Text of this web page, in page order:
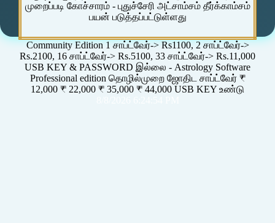
முறைப்படி கோச்சாரம் - புதுச்சேரி அட்சாம்சம் தீர்க்காம்சம்
பயன் படுத்தப்பட்டுள்ளது
Community Edition 1 சாப்ட்வேர்-> Rs1100, 2 சாப்ட்வேர்->
Rs.2100, 16 சாப்ட்வேர்-> Rs.5100, 33 சாப்ட்வேர்-> Rs.11,000
USB KEY & PASSWORD இல்லை - Astrology Software
Professional edition தொழில்முறை ஜோதிட சாப்ட்வேர் ₹
12,000 ₹ 22,000 ₹ 35,000 ₹ 44,000 USB KEY உண்டு